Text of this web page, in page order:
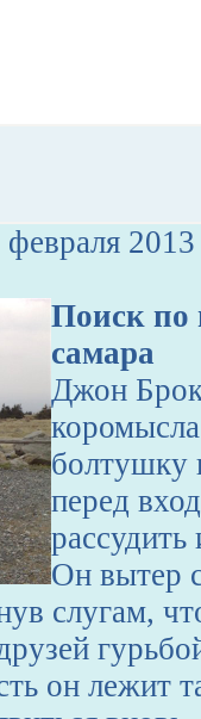
Поиск по
самара
Джон
болтушку
перед
рассудить
Он вытер
слугам,
он лежит